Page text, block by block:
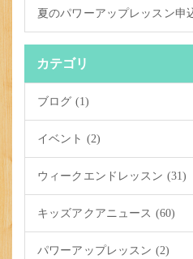
夏のパワーアップレッスン申
カテゴリ
ブログ (1)
イベント (2)
ウィークエンドレッスン (31)
キッズアクアニュース (60)
パワーアップレッスン (2)